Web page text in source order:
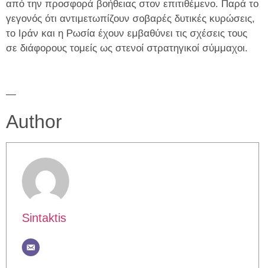
από την προσφορά βοήθειας στον επιτιθέμενο. Παρά το
γεγονός ότι αντιμετωπίζουν σοβαρές δυτικές κυρώσεις,
το Ιράν και η Ρωσία έχουν εμβαθύνει τις σχέσεις τους
σε διάφορους τομείς ως στενοί στρατηγικοί σύμμαχοι.
—
Author
Sintaktis